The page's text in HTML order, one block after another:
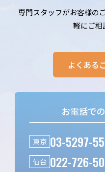
専門スタッフがお客様の
軽にご相
よくある
お電話で
東京 03-5297-
仙台 022-726-